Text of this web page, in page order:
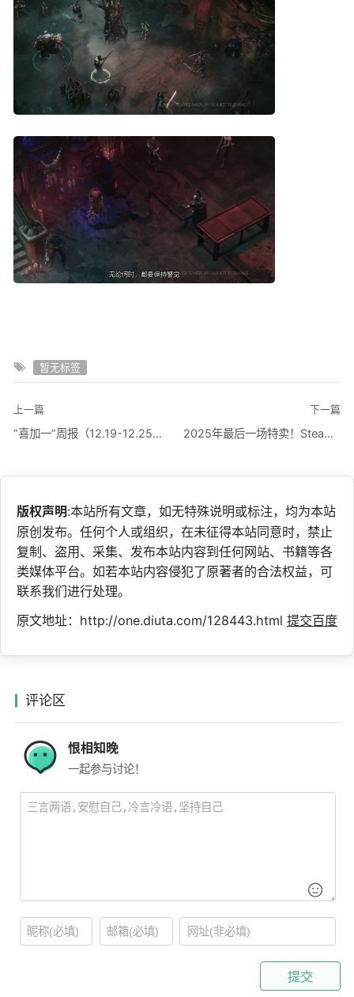
暂无标签
上一篇
“喜加一”周报（12.19-12.25）：Epic开启神秘连送
下一篇
2025年最后一场特卖！Steam冬季特卖现已开启 《战地6》新史低
版权声明:本站所有文章，如无特殊说明或标注，均为本站
原创发布。任何个人或组织，在未征得本站同意时，禁止
复制、盗用、采集、发布本站内容到任何网站、书籍等各
类媒体平台。如若本站内容侵犯了原著者的合法权益，可
联系我们进行处理。
原文地址：http://one.diuta.com/128443.html 提交百度
评论区
恨相知晚
一起参与讨论！
提交